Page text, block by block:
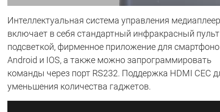
Интеллектуальная система управления
включает в себя стандартный инфракрасный
подсветкой, фирменное приложение для
Android и IOS, а также можно запрограммировать
команды через порт RS232. Поддержка HDMI CEC
уменьшения количества гаджетов.